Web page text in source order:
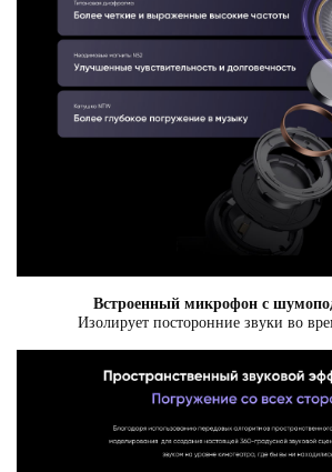
Встроенный микрофон с
Изолирует посторонние звуки во